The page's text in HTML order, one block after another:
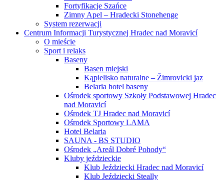
Fortyfikacje Szańce
Zimny Apel – Hradecki Stonehenge
System rezerwacji
Centrum Informacji Turystycznej Hradec nad Moravicí
O mieście
Sport i relaks
Baseny
Basen miejski
Kąpielisko naturalne – Žimrovicki jaz
Belaria hotel baseny
Ośrodek sportowy Szkoły Podstawowej Hradec
nad Moravicí
Ośrodek TJ Hradec nad Moravicí
Ośrodek Sportowy LAMA
Hotel Belaria
SAUNA - BS STUDIO
Ośrodek „Areál Dobré Pohody“
Kluby jeździeckie
Klub Jeździecki Hradec nad Moravicí
Klub Jeździecki Steally